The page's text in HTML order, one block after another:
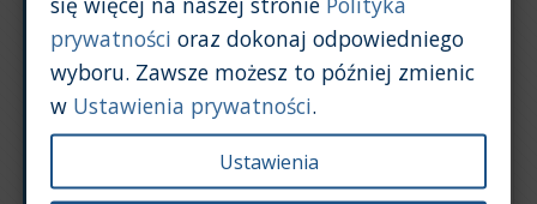
Typ silnika:Benzyna
Pojemność silnika:4,8
Na podstawie: 137 ogłoszeń
Tabela
prywatności oraz dokonaj odpowiedniego
wyboru. Zawsze możesz to później zmienic
w Ustawienia prywatności.
Ustawienia